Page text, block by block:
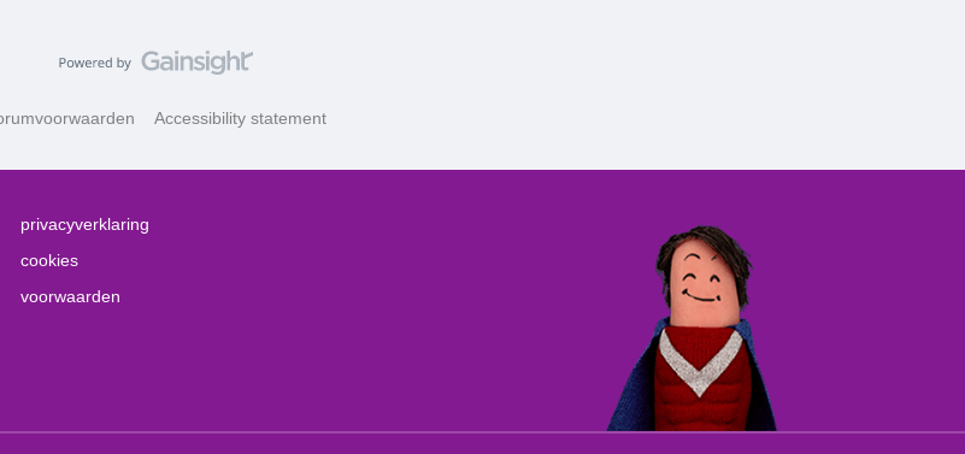
Accessibility statement
privacyverklaring
cookies
voorwaarden